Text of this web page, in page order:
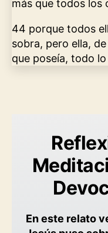
más que todos los
44 porque todos
sobra, pero ella,
que poseía, todo
En este relato